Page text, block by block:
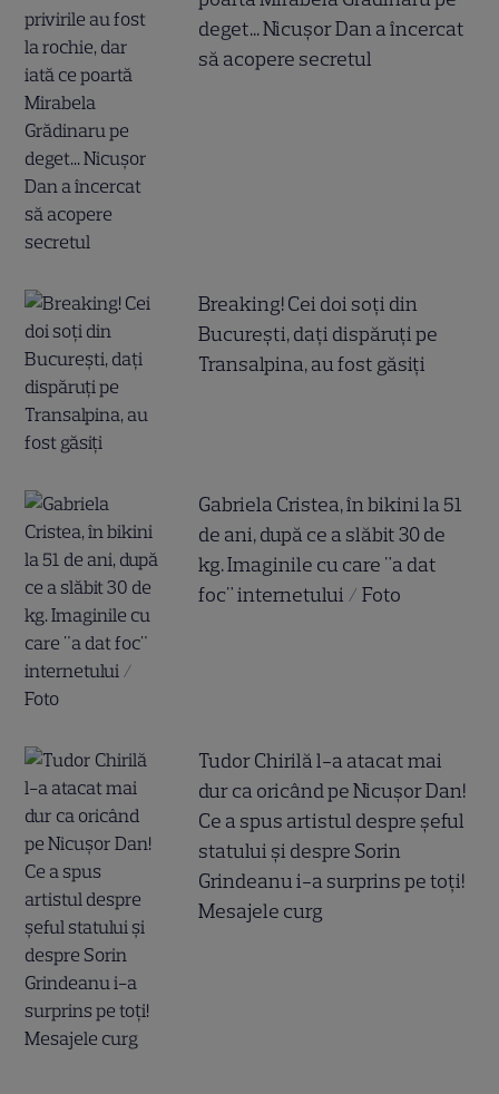
deget... Nicușor Dan a încercat
să acopere secretul
Breaking! Cei doi soți din
București, dați dispăruți pe
Transalpina, au fost găsiți
Gabriela Cristea, în bikini la 51
de ani, după ce a slăbit 30 de
kg. Imaginile cu care "a dat
foc" internetului / Foto
Tudor Chirilă l-a atacat mai
dur ca oricând pe Nicușor Dan!
Ce a spus artistul despre șeful
statului și despre Sorin
Grindeanu i-a surprins pe toți!
Mesajele curg